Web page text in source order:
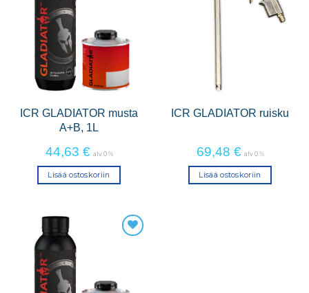
ICR GLADIATOR musta
A+B, 1L
44,63 € alv 0 %
Lisää ostoskoriin
ICR GLADIATOR ruisku
69,48 € alv 0 %
Lisää ostoskoriin